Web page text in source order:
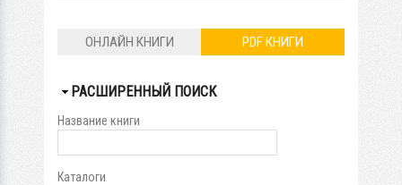
ОНЛАЙН КНИГИ PDF КНИГИ
СКРЫТЬ
РАСШИРЕННЫЙ ПОИСК
Название книги
Каталоги